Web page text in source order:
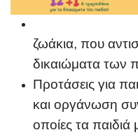
ζωάκια, που
δικαιώματα των
Προτάσεις για
και οργάνωση
οποίες τα